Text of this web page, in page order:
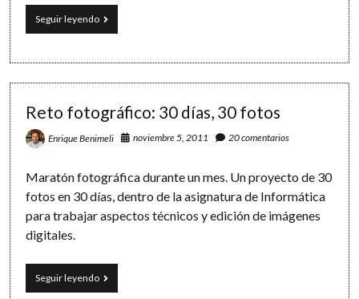
Seguir leyendoArranca
la
Edición
Premios
20Blogs
Reto fotográfico: 30 días, 30 fotos
Enrique Benimeli noviembre 5, 2011 20 comentarios
Maratón fotográfica durante un mes. Un proyecto de 30
fotos en 30 días, dentro de la asignatura de Informática
para trabajar aspectos técnicos y edición de imágenes
digitales.
Seguir leyendoReto
fotográfico: